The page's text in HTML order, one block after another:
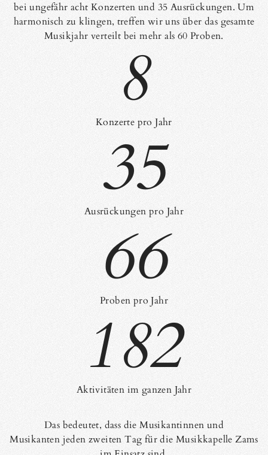
bei ungefähr acht Konzerten und 35 Ausrückungen. Um
harmonisch zu klingen, treffen wir uns über das gesamte
Musikjahr verteilt bei mehr als 60 Proben.
8
Konzerte pro Jahr
35
Ausrückungen pro Jahr
66
Proben pro Jahr
182
Aktivitäten im ganzen Jahr
Das bedeutet, dass die Musikantinnen und
Musikanten jeden zweiten Tag für die Musikkapelle Zams